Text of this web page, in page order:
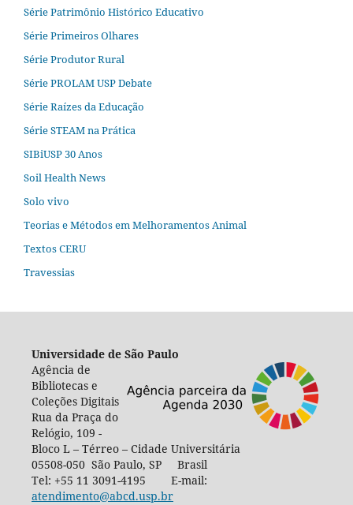
Série Patrimônio Histórico Educativo
Série Primeiros Olhares
Série Produtor Rural
Série PROLAM USP Debate
Série Raízes da Educação
Série STEAM na Prática
SIBiUSP 30 Anos
Soil Health News
Solo vivo
Teorias e Métodos em Melhoramentos Animal
Textos CERU
Travessias
Universidade de São Paulo
Agência de
Bibliotecas e
Coleções Digitais
Rua da Praça do
Relógio, 109 -
Bloco L – Térreo – Cidade Universitária
05508-050 São Paulo, SP Brasil
Tel: +55 11 3091-4195 E-mail:
atendimento@abcd.usp.br